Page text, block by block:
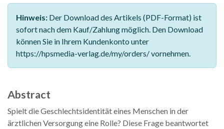
Hinweis: Der Download des Artikels (PDF-Format) ist
sofort nach dem Kauf/Zahlung möglich. Den Download
können Sie in Ihrem Kundenkonto unter
https://hpsmedia-verlag.de/my/orders/ vornehmen.
Abstract
Spielt die Geschlechtsidentität eines Menschen in der
ärztlichen Versorgung eine Rolle? Diese Frage beantwortet